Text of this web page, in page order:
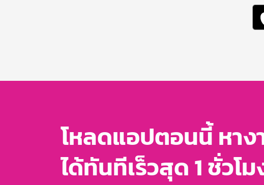
โหลดแอปตอนนี้ หาง
ได้ทันทีเร็วสุด 1 ชั่วโม